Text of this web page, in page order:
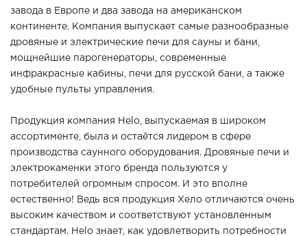
завода в Европе и два завода на американском
континенте. Компания выпускает самые разнообразные
дровяные и электрические печи для сауны и бани,
мощнейшие парогенераторы, современные
инфракрасные кабины, печи для русской бани, а также
удобные пульты управления.
Продукция компания Helo, выпускаемая в широком
ассортименте, была и остаётся лидером в сфере
производства саунного оборудования. Дровяные печи и
электрокаменки этого бренда пользуются у
потребителей огромным спросом. И это вполне
естественно! Ведь вся продукция Хело отличаются очень
высоким качеством и соответствуют установленным
стандартам. Helo знает, как удовлетворить потребности